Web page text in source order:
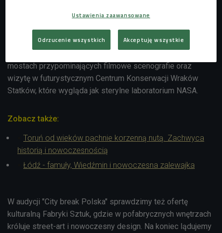
miejsc Polski można bardzo sprawnie dojechać tam
pociągiem. Pokażemy jego surowy, niemal berliński vibe,
który zachwyci fanów fotografii i industrialnych klimatów.
mostach przypominających filmowe scenografie oraz
wizytę w futurystycznym Centrum Konserwacji Wraków
Statków, które wygląda jak sterylne laboratorium NASA.
Zobacz także:
Toruń od wieków pachnie korzenną nutą. Zachwyca
historią i nowoczesnością
Łódź - famuły, Wiedźmin i nowoczesna zalewajka
W audycji "City break Polska" sprawdzimy też ofertę
kulturalną Fabryki Sztuk, gdzie w pofabrycznych wnętrzach
króluje street-art i nowoczesny design. Na koniec lądujemy
Ustawienia zaawansowane
Odrzucenie wszystkich Akceptuję wszystkie